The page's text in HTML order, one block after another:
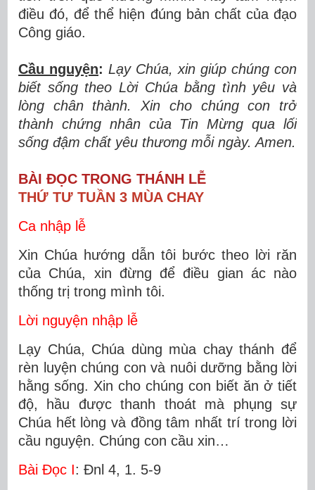
điều đó, để thể hiện đúng bản chất của đạo
Công giáo.
Cầu nguyện: Lạy Chúa, xin giúp chúng con
biết sống theo Lời Chúa bằng tình yêu và
lòng chân thành. Xin cho chúng con trở
thành chứng nhân của Tin Mừng qua lối
sống đậm chất yêu thương mỗi ngày. Amen.
BÀI ĐỌC TRONG THÁNH LỄ
THỨ TƯ TUẦN 3 MÙA CHAY
Ca nhập lễ
Xin Chúa hướng dẫn tôi bước theo lời răn
của Chúa, xin đừng để điều gian ác nào
thống trị trong mình tôi.
Lời nguyện nhập lễ
Lạy Chúa, Chúa dùng mùa chay thánh để
rèn luyện chúng con và nuôi dưỡng bằng lời
hằng sống. Xin cho chúng con biết ăn ở tiết
độ, hầu được thanh thoát mà phụng sự
Chúa hết lòng và đồng tâm nhất trí trong lời
cầu nguyện. Chúng con cầu xin…
Bài Ðọc I: Ðnl 4, 1. 5-9